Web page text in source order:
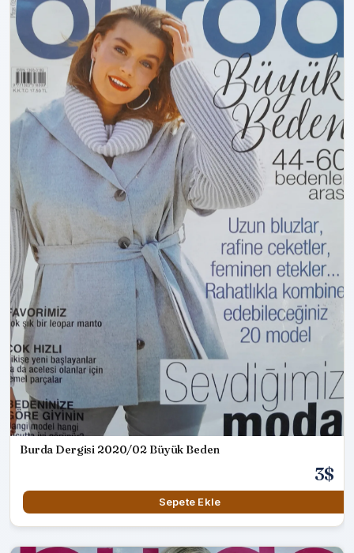
Burda Dergisi 2020/02 Büyük Beden
3$
Sepete Ekle